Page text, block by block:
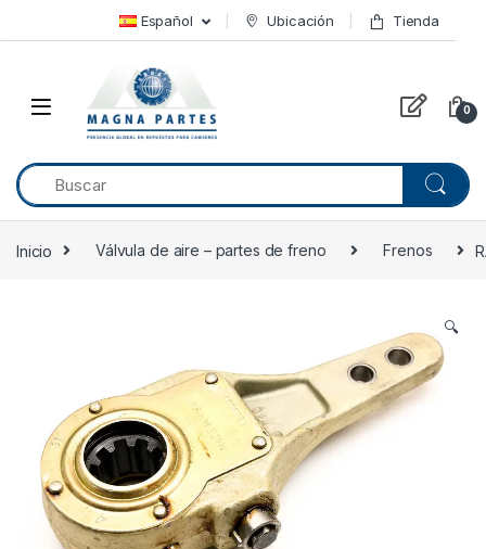
Skip to navigation Español Ubicación Tienda
0
Inicio Válvula de aire – partes de freno Frenos
🔍